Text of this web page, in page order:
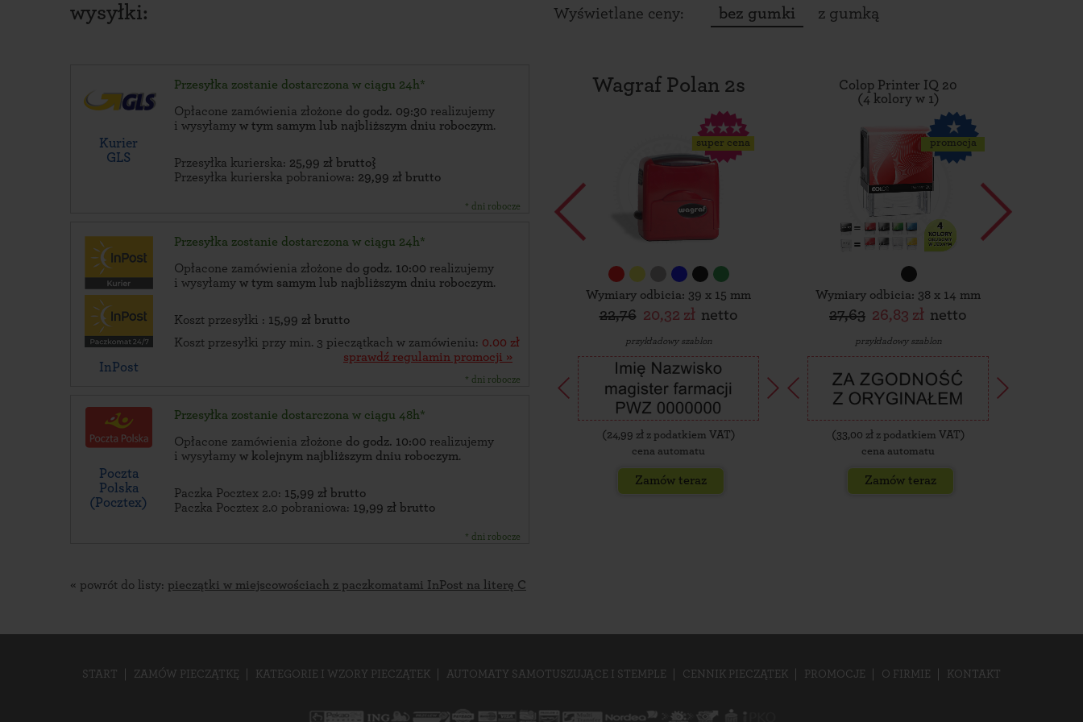
wysyłki:
Kurier
GLS
Przesyłka zostanie dostarczona w ciągu 24h*
Opłacone zamówienia złożone do godz. 09:30 realizujemy
i wysyłamy w tym samym lub najbliższym dniu roboczym.
Przesyłka kurierska: 25,99 zł brutto}
Przesyłka kurierska pobraniowa: 29,99 zł brutto
* dni robocze
InPost
Przesyłka zostanie dostarczona w ciągu 24h*
Opłacone zamówienia złożone do godz. 10:00 realizujemy
i wysyłamy w tym samym lub najbliższym dniu roboczym.
Koszt przesyłki : 15,99 zł brutto
Koszt przesyłki przy min. 3 pieczątkach w zamówieniu: 0.00 zł
sprawdź regulamin promocji »
* dni robocze
Poczta
Polska
(Pocztex)
Przesyłka zostanie dostarczona w ciągu 48h*
Opłacone zamówienia złożone do godz. 10:00 realizujemy
i wysyłamy w kolejnym najbliższym dniu roboczym.
Paczka Pocztex 2.0: 15,99 zł brutto
Paczka Pocztex 2.0 pobraniowa: 19,99 zł brutto
* dni robocze
Wyświetlane ceny:
bez gumki z gumką
Wagraf Polan 2s
super cena
Wymiary odbicia: 39 x 15 mm
22,76 20,32 zł netto
przykładowy szablon
( 24,99 zł z podatkiem VAT)
cena automatu
Zamów teraz
Colop Printer IQ 20
(4 kolory w 1)
promocja
Wymiary odbicia: 38 x 14 mm
27,63 26,83 zł netto
przykładowy szablon
( 33,00 zł z podatkiem VAT)
cena automatu
Zamów teraz
« powrót do listy: pieczątki w miejscowościach z paczkomatami InPost na literę C
START ZAMÓW PIECZĄTKĘ KATEGORIE I WZORY PIECZĄTEK AUTOMATY SAMOTUSZUJĄCE I STEMPLE CENNIK PIECZĄTEK PROMOCJE O FIRMIE KONTAKT